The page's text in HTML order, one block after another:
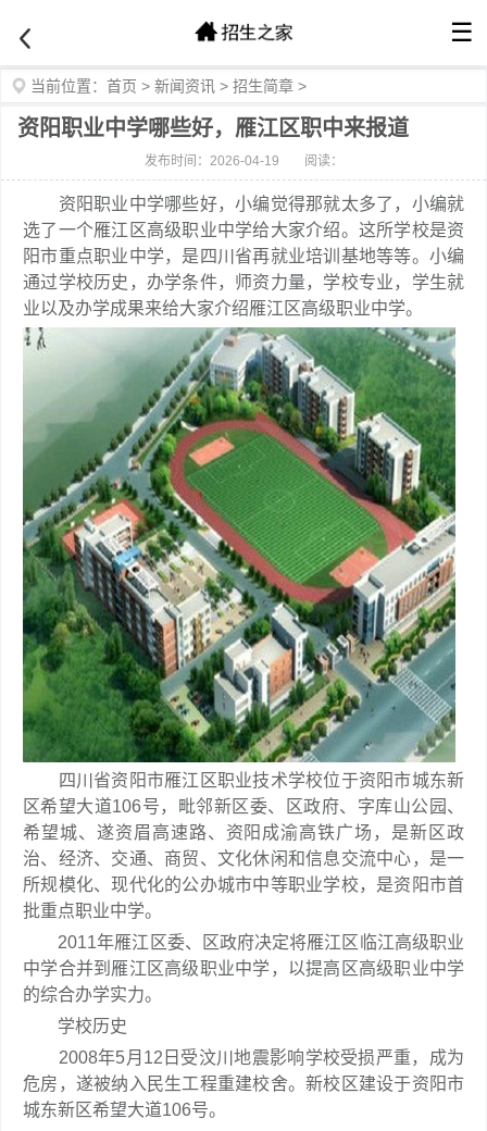
☰
当前位置： 首页 > 新闻资讯 > 招生简章 >
资阳职业中学哪些好，雁江区职中来报道
发布时间：2026-04-19 阅读：
资阳职业中学哪些好，小编觉得那就太多了，小编就
选了一个雁江区高级职业中学给大家介绍。这所学校是资
阳市重点职业中学，是四川省再就业培训基地等等。小编
通过学校历史，办学条件，师资力量，学校专业，学生就
业以及办学成果来给大家介绍雁江区高级职业中学。
四川省资阳市雁江区职业技术学校位于资阳市城东新
区希望大道106号，毗邻新区委、区政府、字库山公园、
希望城、遂资眉高速路、资阳成渝高铁广场，是新区政
治、经济、交通、商贸、文化休闲和信息交流中心，是一
所规模化、现代化的公办城市中等职业学校，是资阳市首
批重点职业中学。
2011年雁江区委、区政府决定将雁江区临江高级职业
中学合并到雁江区高级职业中学，以提高区高级职业中学
的综合办学实力。
学校历史
2008年5月12日受汶川地震影响学校受损严重，成为
危房，遂被纳入民生工程重建校舍。新校区建设于资阳市
城东新区希望大道106号。